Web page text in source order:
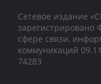
Сетевое издание
зарегистрировано
сфере связи,
коммуникаций
74283